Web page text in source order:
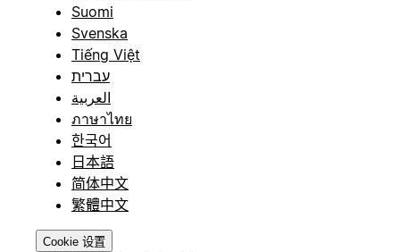
Suomi
Svenska
Tiếng Việt
עברית
العربية
ภาษาไทย
한국어
日本語
简体中文
繁體中文
Cookie 设置